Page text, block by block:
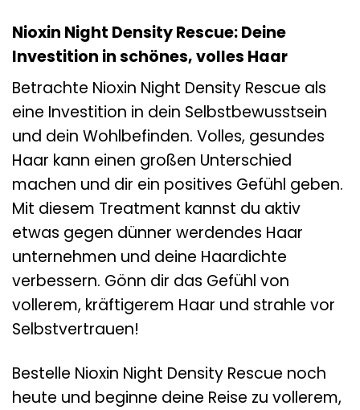
Nioxin Night Density Rescue: Deine
Investition in schönes, volles Haar
Betrachte Nioxin Night Density Rescue als
eine Investition in dein Selbstbewusstsein
und dein Wohlbefinden. Volles, gesundes
Haar kann einen großen Unterschied
machen und dir ein positives Gefühl geben.
Mit diesem Treatment kannst du aktiv
etwas gegen dünner werdendes Haar
unternehmen und deine Haardichte
verbessern. Gönn dir das Gefühl von
vollerem, kräftigerem Haar und strahle vor
Selbstvertrauen!
Bestelle Nioxin Night Density Rescue noch
heute und beginne deine Reise zu vollerem,